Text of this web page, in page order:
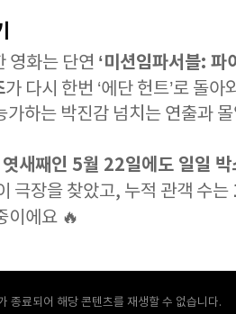
영화는 단연 ‘미션임파서블: 파
가 다시 한번 ‘에단 헌트’로 돌
하는 박진감 넘치는 연출과
새째인 5월 22일에도 일일 박
극장을 찾았고, 누적 관객 수는
이에요 🔥
종료되어 해당 콘텐츠를 재생할 수 없습니다.